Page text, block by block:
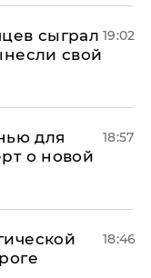
сыграл
свой
19:02
для
о новой
18:57
18:46